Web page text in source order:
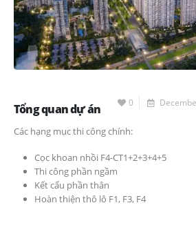
Tổng quan dự án 0
Các hạng mục thi công chính:
Cọc khoan nhồi F4-CT1+2+3+4+5
Thi công phần ngầm
Kết cấu phần thân
Hoàn thiện thô lô F1, F3, F4